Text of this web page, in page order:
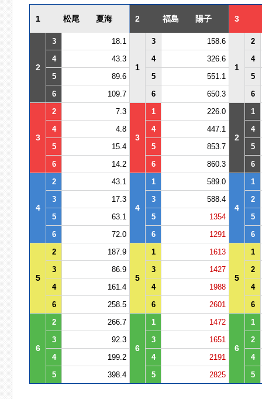
1 松尾 夏海 2 福島 陽子 3
2
3 18.1
1
3 158.6
1
2
4
43.3 4 326.6
4
5
89.6 5 551.1
5
6
109.7 6 650.3 6
3
2 7.3
3
1 226.0
2
1
4
4.8 4 447.1
4
5
15.4 5 853.7
5
6
14.2 6 860.3 6
4
2 43.1
4
1 589.0
4
1
3
17.3 3 588.4
2
5
63.1 5 1354
5
6
72.0 6 1291 6
5
2 187.9
5
1 1613
5
1
3
86.9 3 1427
2
4
161.4 4 1988
4
6
258.5 6 2601 6
6
2 266.7
6
1 1472
6
1
3
92.3 3 1651
2
4
199.2 4 2191
4
5
398.4 5 2825 5